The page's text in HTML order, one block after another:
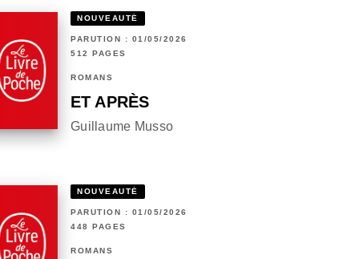
NOUVEAUTÉ
PARUTION : 01/05/2026
512 PAGES
ROMANS
ET APRÈS
Guillaume Musso
NOUVEAUTÉ
PARUTION : 01/05/2026
448 PAGES
ROMANS